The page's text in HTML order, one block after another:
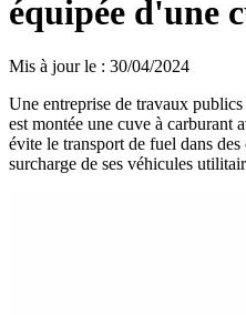
équipée d'une
Mis à jour le : 30/04/2024
Une entreprise de travaux
est montée une cuve à carburant
évite le transport de fuel dans
surcharge de ses véhicules